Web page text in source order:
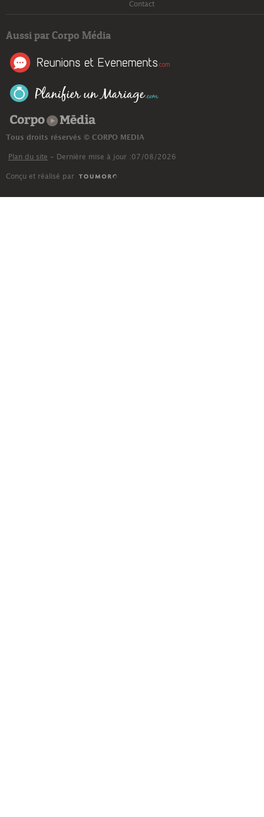
Contact
Aussi par Corpo Média
Tous droits réservés © CORPO MEDIA
Plan du site - Dernière mise à jour :07/08/2026
Conçu et réalisé par